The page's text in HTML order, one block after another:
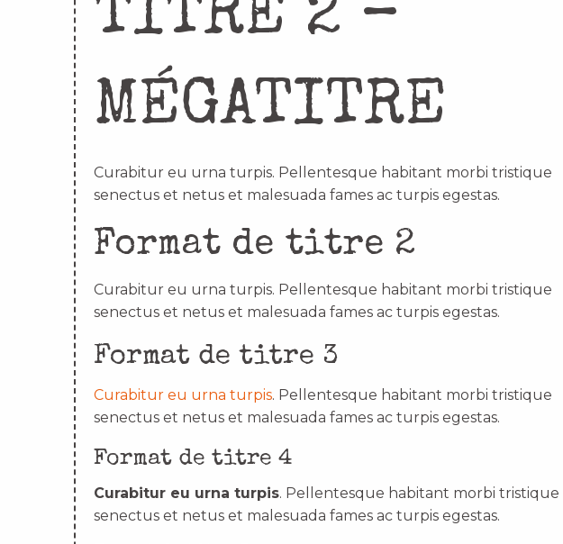
TITRE 2 –
MÉGATITRE
Curabitur eu urna turpis. Pellentesque habitant morbi tristique
senectus et netus et malesuada fames ac turpis egestas.
Format de titre 2
Curabitur eu urna turpis. Pellentesque habitant morbi tristique
senectus et netus et malesuada fames ac turpis egestas.
Format de titre 3
Curabitur eu urna turpis. Pellentesque habitant morbi tristique
senectus et netus et malesuada fames ac turpis egestas.
Format de titre 4
Curabitur eu urna turpis. Pellentesque habitant morbi tristique
senectus et netus et malesuada fames ac turpis egestas.